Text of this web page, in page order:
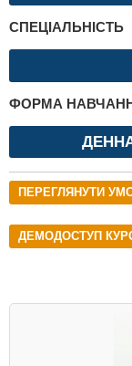
СПЕЦІАЛЬНІСТЬ
ФОРМА
ПЕРЕГЛЯНУТИ
ДЕМОДОСТУП